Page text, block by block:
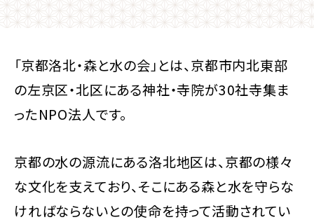
「京都洛北・森と水の会」とは、京都市内北東部
の左京区・北区にある神社・寺院が30社寺集ま
ったNPO法人です。
京都の水の源流にある洛北地区は、京都の様々
な文化を支えており、そこにある森と水を守らな
ければならないとの使命を持って活動されてい